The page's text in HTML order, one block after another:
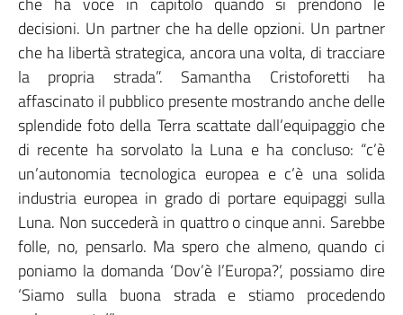
decisioni. Un partner che ha delle opzioni. Un partner
che ha libertà strategica, ancora una volta, di tracciare
la propria strada”. Samantha Cristoforetti ha
affascinato il pubblico presente mostrando anche delle
splendide foto della Terra scattate dall’equipaggio che
di recente ha sorvolato la Luna e ha concluso: “c’è
un’autonomia tecnologica europea e c’è una solida
industria europea in grado di portare equipaggi sulla
Luna. Non succederà in quattro o cinque anni. Sarebbe
folle, no, pensarlo. Ma spero che almeno, quando ci
poniamo la domanda ‘Dov’è l’Europa?’, possiamo dire
‘Siamo sulla buona strada e stiamo procedendo